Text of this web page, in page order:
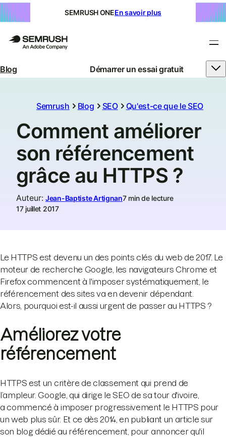
SEMRUSH ONEEn savoir plus
Blog Démarrer un essai gratuit
Semrush Blog SEO Qu'est-ce que le SEO
Comment améliorer
son référencement
grâce au HTTPS ?
Auteur: Jean-Baptiste Artignan7 min de lecture
17 juillet 2017
Le HTTPS est devenu un des points clés du web de 2017. Le
moteur de recherche Google, les navigateurs Chrome et
Firefox commencent à l'imposer systématiquement, le
référencement des sites va en devenir dépendant.
Alors, pourquoi est-il aussi urgent de passer au HTTPS ?
Améliorez votre
référencement
HTTPS est un critère de classement qui prend de
l’ampleur. Google, qui dirige le SEO de sa tour d'ivoire,
a commencé à imposer progressivement le HTTPS pour
un web plus sûr. Et ce dès 2014, en publiant un article sur
son blog dédié au référencement, pour annoncer qu'il